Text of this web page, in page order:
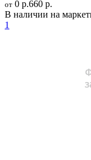
от 0 р.660 р.
В наличии на
1